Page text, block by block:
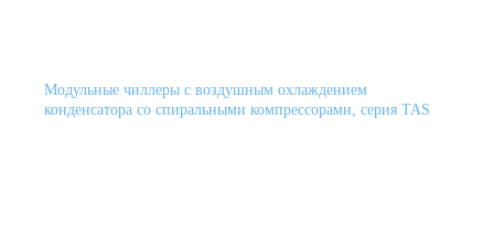
Модульные чиллеры с воздушным охлаждением
конденсатора со спиральными компрессорами, серия TAS